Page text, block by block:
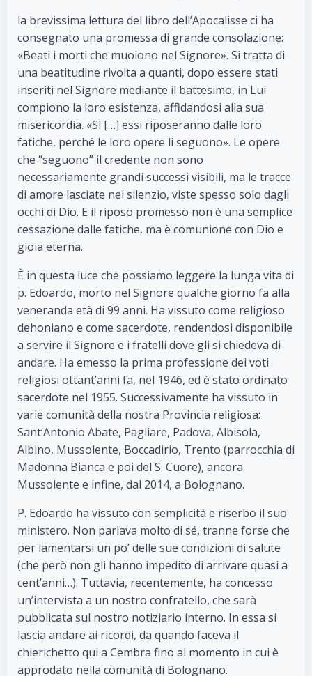
la brevissima lettura del libro dell’Apocalisse ci ha
consegnato una promessa di grande consolazione:
«Beati i morti che muoiono nel Signore». Si tratta di
una beatitudine rivolta a quanti, dopo essere stati
inseriti nel Signore mediante il battesimo, in Lui
compiono la loro esistenza, affidandosi alla sua
misericordia. «Sì […] essi riposeranno dalle loro
fatiche, perché le loro opere li seguono». Le opere
che “seguono” il credente non sono
necessariamente grandi successi visibili, ma le tracce
di amore lasciate nel silenzio, viste spesso solo dagli
occhi di Dio. E il riposo promesso non è una semplice
cessazione dalle fatiche, ma è comunione con Dio e
gioia eterna.
È in questa luce che possiamo leggere la lunga vita di
p. Edoardo, morto nel Signore qualche giorno fa alla
veneranda età di 99 anni. Ha vissuto come religioso
dehoniano e come sacerdote, rendendosi disponibile
a servire il Signore e i fratelli dove gli si chiedeva di
andare. Ha emesso la prima professione dei voti
religiosi ottant’anni fa, nel 1946, ed è stato ordinato
sacerdote nel 1955. Successivamente ha vissuto in
varie comunità della nostra Provincia religiosa:
Sant’Antonio Abate, Pagliare, Padova, Albisola,
Albino, Mussolente, Boccadirio, Trento (parrocchia di
Madonna Bianca e poi del S. Cuore), ancora
Mussolente e infine, dal 2014, a Bolognano.
P. Edoardo ha vissuto con semplicità e riserbo il suo
ministero. Non parlava molto di sé, tranne forse che
per lamentarsi un po’ delle sue condizioni di salute
(che però non gli hanno impedito di arrivare quasi a
cent’anni…). Tuttavia, recentemente, ha concesso
un’intervista a un nostro confratello, che sarà
pubblicata sul nostro notiziario interno. In essa si
lascia andare ai ricordi, da quando faceva il
chierichetto qui a Cembra fino al momento in cui è
approdato nella comunità di Bolognano.